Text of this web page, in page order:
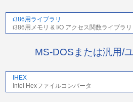
i386用ライブラリ
i386用メモリ & I/O アクセス関数ライブラリ
MS-DOSまたは汎用/
IHEX
Intel Hexファイルコンバータ